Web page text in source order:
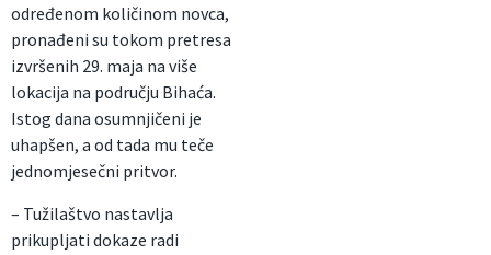
određenom količinom novca,
pronađeni su tokom pretresa
izvršenih 29. maja na više
lokacija na području Bihaća.
Istog dana osumnjičeni je
uhapšen, a od tada mu teče
jednomjesečni pritvor.
– Tužilaštvo nastavlja
prikupljati dokaze radi